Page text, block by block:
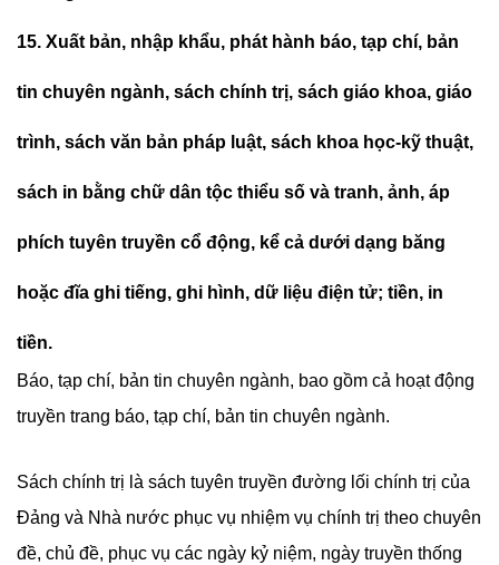
15. Xuất bản, nhập khẩu, phát hành báo, tạp chí, bản
tin chuyên ngành, sách chính trị, sách giáo khoa, giáo
trình, sách văn bản pháp luật, sách khoa học-kỹ thuật,
sách in bằng chữ dân tộc thiểu số và tranh, ảnh, áp
phích tuyên truyền cổ động, kể cả dưới dạng băng
hoặc đĩa ghi tiếng, ghi hình, dữ liệu điện tử; tiền, in
tiền.
Báo, tạp chí, bản tin chuyên ngành, bao gồm cả hoạt động
truyền trang báo, tạp chí, bản tin chuyên ngành.
Sách chính trị là sách tuyên truyền đường lối chính trị của
Đảng và Nhà nước phục vụ nhiệm vụ chính trị theo chuyên
đề, chủ đề, phục vụ các ngày kỷ niệm, ngày truyền thống